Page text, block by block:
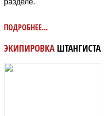
ПОДРОБНЕЕ...
ЭКИПИРОВКА ШТАНГИСТА